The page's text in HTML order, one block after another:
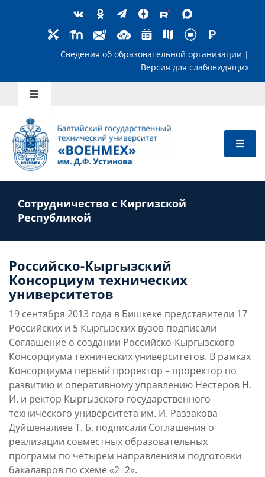
Сведения об образовательной
Toggle
Школьникам
Абитуриентам
Студентам
Преподавателям
Слушателям
Партнерам
НИОКР
Сотрудничество с Киргизской
Республикой
Российско-Кыргызский
Консорциум технических
университетов
19 сентября 2013 года в Бишкеке представители 17
Российских и 5 Кыргызских вузов подписали
Соглашение о создании Российско-Кыргызского
Консорциума технических университетов. В рамках
Консорциума первый проректор – проректор по
развитию и оперативному управлению Нестеров Н.
И. и ректор Кыргызского государственного
технического университета им. И. Раззакова
Дуйшеналиев Т. Б. подписали Соглашения о
реализации совместных образовательных
программ по четырем направлениям подготовки
бакалавров по схеме «2+2».